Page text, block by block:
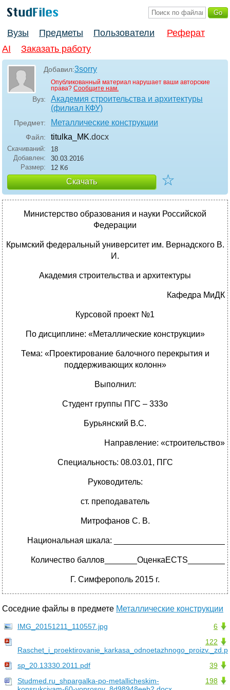
Вузы Предметы Пользователи
Реферат
AI
Заказать работу
Добавил:3sorry
Опубликованный материал нарушает ваши авторские
права? Сообщите нам.
Вуз:
Академия строительства и архитектуры
(филиал КФУ)
Предмет: Металлические конструкции
Файл: titulka_MK.docx
Скачиваний:
18
Добавлен:
30.03.2016
Размер:
12 Кб
Скачать ☆
Министерство образования и науки Российской
Федерации
Крымский федеральный университет им. Вернадского В.
И.
Академия строительства и архитектуры
Кафедра МиДК
Курсовой проект №1
По дисциплине: «Металлические конструкции»
Тема: «Проектирование балочного перекрытия и
поддерживающих колонн»
Выполнил:
Студент группы ПГС – 333о
Бурьянский В.С.
Направление: «строительство»
Специальность: 08.03.01, ПГС
Руководитель:
ст. преподаватель
Митрофанов С. В.
Национальная шкала: ________________________
Количество баллов_______ОценкаECTS________
Г. Симферополь 2015 г.
Соседние файлы в предмете Металлические конструкции
6
IMG_20151211_110557.jpg
122
39
sp_20.13330.2011.pdf
198
Studmed.ru_shpargalka-po-metallicheskim-